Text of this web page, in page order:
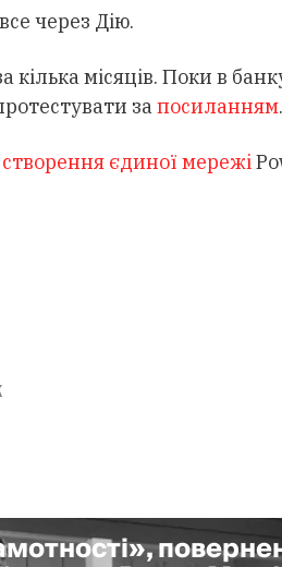
через Дію.
кілька місяців. Поки в
запосиланням.
створення єдиної мережі